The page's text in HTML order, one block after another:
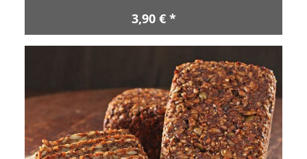
3,90 € *